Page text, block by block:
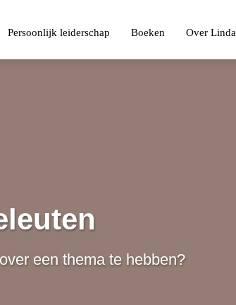
Persoonlijk leiderschap Boeken Over Linda
een thema te hebben?